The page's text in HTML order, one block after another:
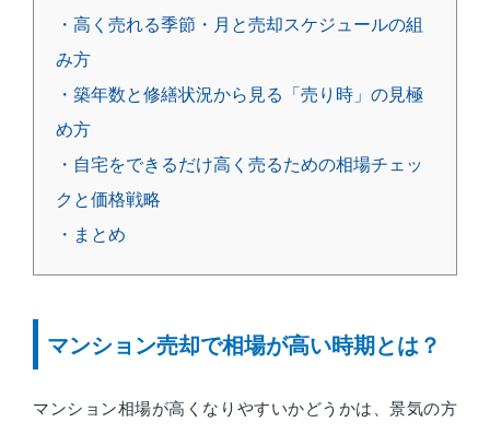
・高く売れる季節・月と売却スケジュールの組
み方
・築年数と修繕状況から見る「売り時」の見極
め方
・自宅をできるだけ高く売るための相場チェッ
クと価格戦略
・まとめ
マンション売却で相場が高い時期とは？
マンション相場が高くなりやすいかどうかは、景気の方